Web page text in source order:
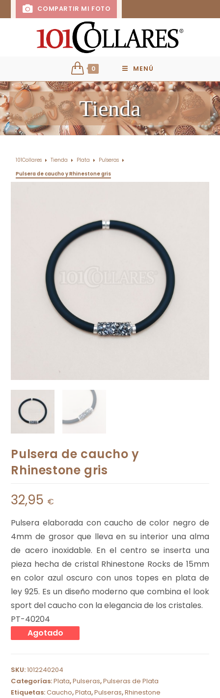
COMPARTIR MI FOTO
0 MENÚ
Tienda
101Collares Tienda Plata
Pulseras
Pulsera de caucho y Rhinestone gris
Pulsera de caucho y
Rhinestone gris
32,95 €
Pulsera elaborada con caucho de color negro de
4mm de grosor que lleva en su interior una alma
de acero inoxidable. En el centro se inserta una
pieza hecha de cristal Rhinestone Rocks de 15mm
en color azul oscuro con unos topes en plata de
ley 925. Es un diseño moderno que combina el look
sport del caucho con la elegancia de los cristales.
PT-40204
Agotado
SKU:1012240204
Categorías:Plata,Pulseras,Pulseras de Plata
Etiquetas:Caucho,Plata,Pulseras,Rhinestone